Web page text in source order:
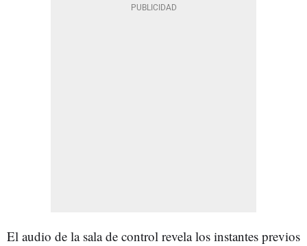
El audio de la sala de control revela los instantes previos